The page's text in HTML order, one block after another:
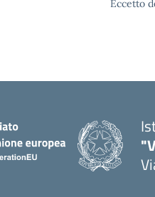
Eccetto